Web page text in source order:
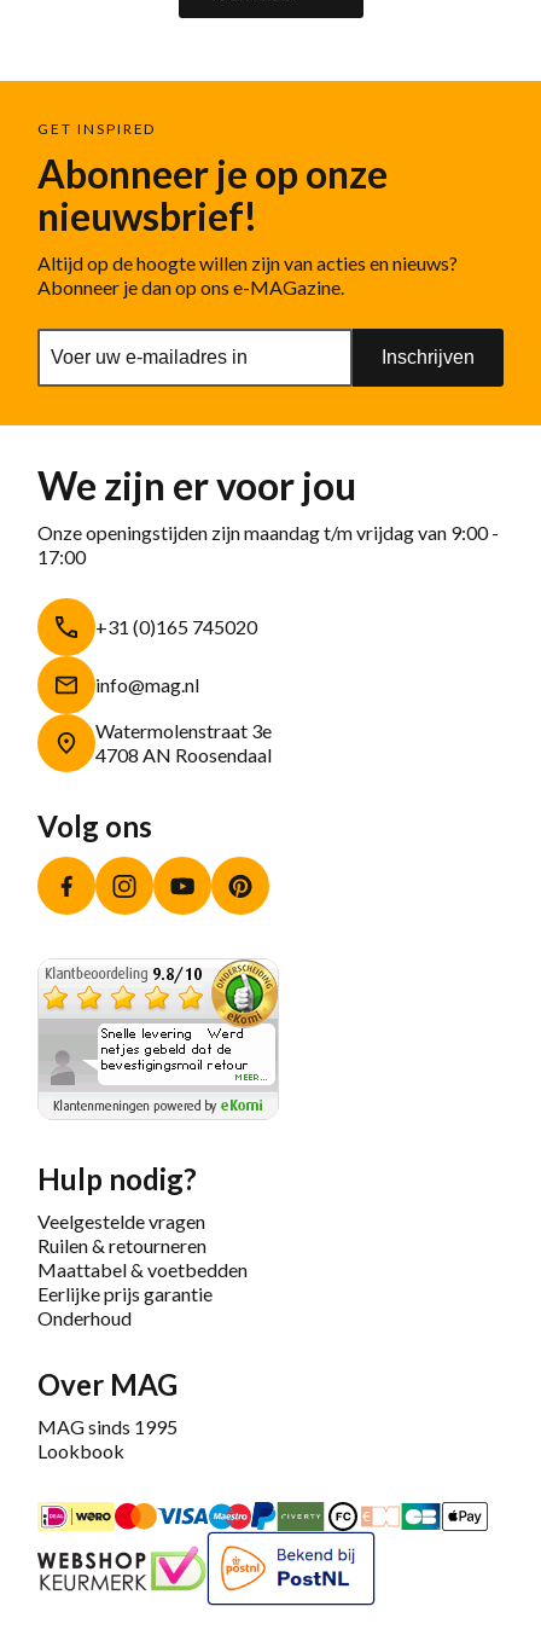
GET INSPIRED
Abonneer je op onze
nieuwsbrief!
Altijd op de hoogte willen zijn van acties en nieuws?
Abonneer je dan op ons e-MAGazine.
Inschrijven
We zijn er voor jou
Onze openingstijden zijn maandag t/m vrijdag van 9:00 -
17:00
+31 (0)165 745020
info@mag.nl
Watermolenstraat 3e
4708 AN Roosendaal
Volg ons
FacebookInstagramYouTube
Hulp nodig?
Veelgestelde vragen
Ruilen & retourneren
Maattabel & voetbedden
Eerlijke prijs garantie
Onderhoud
Over MAG
MAG sinds 1995
Lookbook
iDEALMastercardBancontact
Maestro
PayPalRiverty/Afterpay
FashionCheque
Overboeking
CarteApple
Keurmerk